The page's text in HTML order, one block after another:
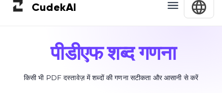
CudekAI
पीडीएफ शब्द गणना
किसी भी PDF दस्तावेज़ में शब्दों की गणना सटीकता और आसानी से करें